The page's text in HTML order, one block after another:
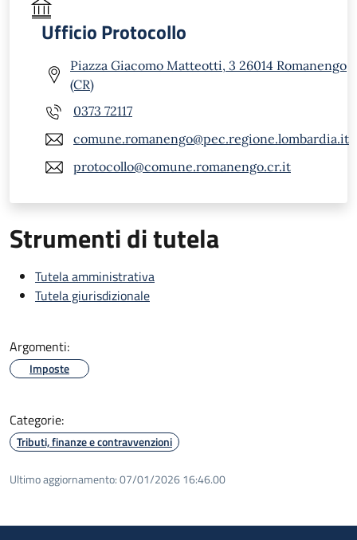
Ufficio Protocollo
Piazza Giacomo Matteotti, 3 26014 Romanengo
(CR)
0373 72117
comune.romanengo@pec.regione.lombardia.it
protocollo@comune.romanengo.cr.it
Strumenti di tutela
Tutela amministrativa
Tutela giurisdizionale
Argomenti:
Imposte
Categorie:
Tributi, finanze e contravvenzioni
Ultimo aggiornamento:07/01/2026 16:46.00